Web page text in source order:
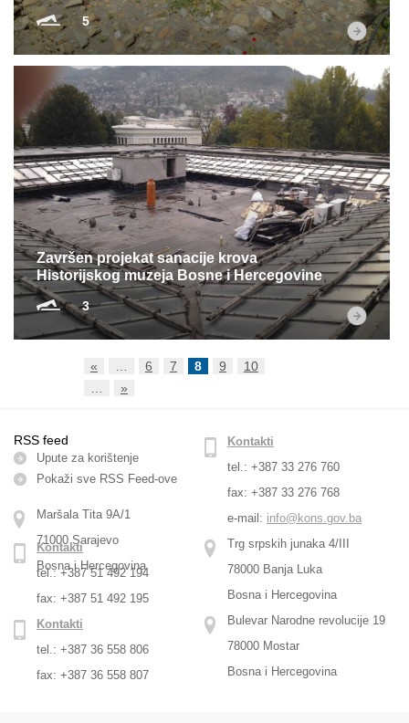
5
Završen projekat sanacije krova
Historijskog muzeja Bosne i Hercegovine
3
« 6 7 8 9
10
»
RSS feed
Upute za korištenje
Pokaži sve RSS Feed-оve
Maršala Tita 9A/1
71000 Sarajevo
Bosna i Hercegovina
Kontakti
tel.: +387 33 276 760
fax: +387 33 276 768
e-mail: info@kons.gov.ba
Trg srpskih junaka 4/III
78000 Banja Luka
Bosna i Hercegovina
Kontakti
tel.: +387 51 492 194
fax: +387 51 492 195
Bulevar Narodne revolucije 19
78000 Mostar
Bosna i Hercegovina
Kontakti
tel.: +387 36 558 806
fax: +387 36 558 807